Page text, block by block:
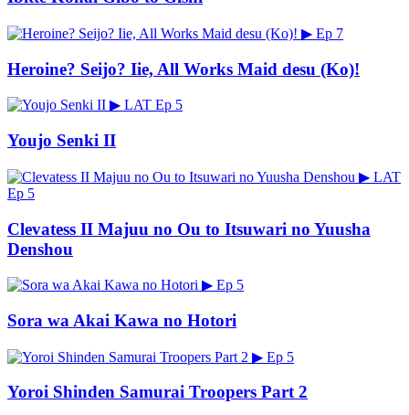
▶ Ep 7
Heroine? Seijo? Iie, All Works Maid desu (Ko)!
▶ LAT Ep 5
Youjo Senki II
▶ LAT
Ep 5
Clevatess II Majuu no Ou to Itsuwari no Yuusha
Denshou
▶ Ep 5
Sora wa Akai Kawa no Hotori
▶ Ep 5
Yoroi Shinden Samurai Troopers Part 2